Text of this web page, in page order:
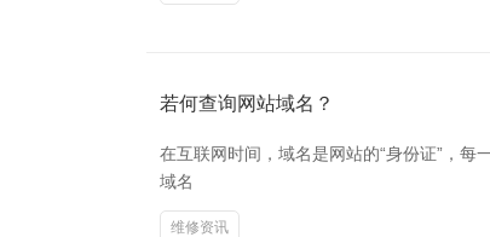
若何查询网站域名？
在互联网时间，域名是网站的“身份证”，
域名
维修资讯